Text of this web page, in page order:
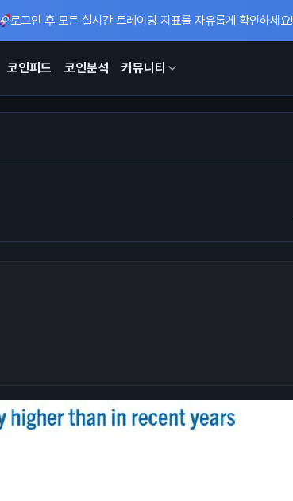
로그인 후 모든 실시간 트레이딩 지표를 자유롭게 확인하세요!
코인피드 코인분석 커뮤니티